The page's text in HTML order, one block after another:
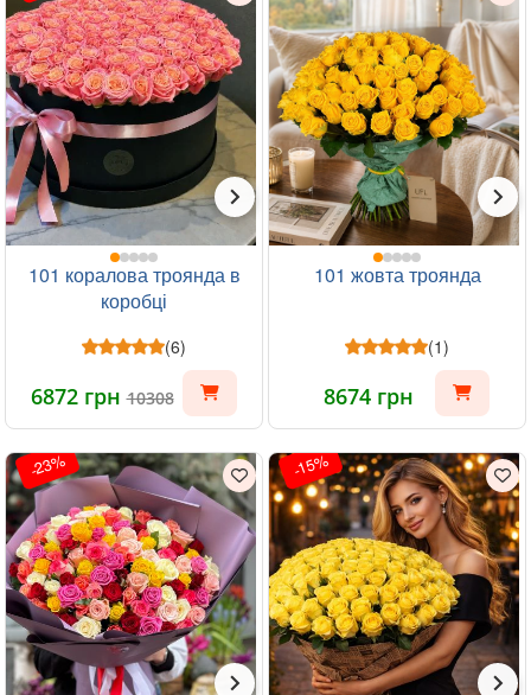
101 коралова троянда в
коробці
(6)
6872 грн10308
101 жовта троянда
(1)
8674 грн
-23% -15%